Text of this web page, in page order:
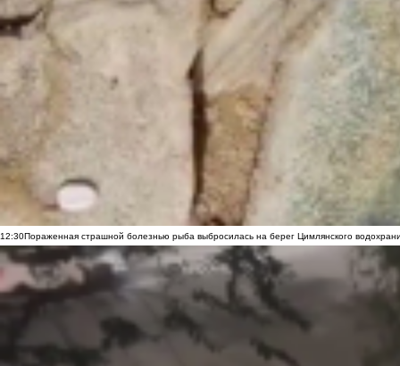
12:30Пораженная страшной болезнью рыба выбросилась на берег Цимлянского